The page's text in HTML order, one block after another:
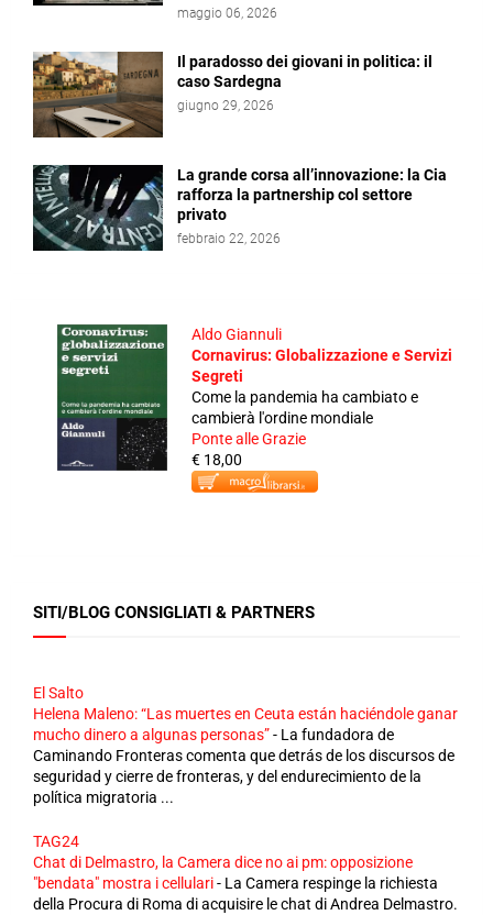
maggio 06, 2026
Il paradosso dei giovani in politica: il
caso Sardegna
giugno 29, 2026
La grande corsa all’innovazione: la Cia
rafforza la partnership col settore
privato
febbraio 22, 2026
Aldo Giannuli
Cornavirus: Globalizzazione e Servizi
Segreti
Come la pandemia ha cambiato e
cambierà l'ordine mondiale
Ponte alle Grazie
€ 18,00
SITI/BLOG CONSIGLIATI & PARTNERS
El Salto
Helena Maleno: “Las muertes en Ceuta están haciéndole ganar
mucho dinero a algunas personas”- La fundadora de
Caminando Fronteras comenta que detrás de los discursos de
seguridad y cierre de fronteras, y del endurecimiento de la
política migratoria ...
TAG24
Chat di Delmastro, la Camera dice no ai pm: opposizione
"bendata" mostra i cellulari- La Camera respinge la richiesta
della Procura di Roma di acquisire le chat di Andrea Delmastro.